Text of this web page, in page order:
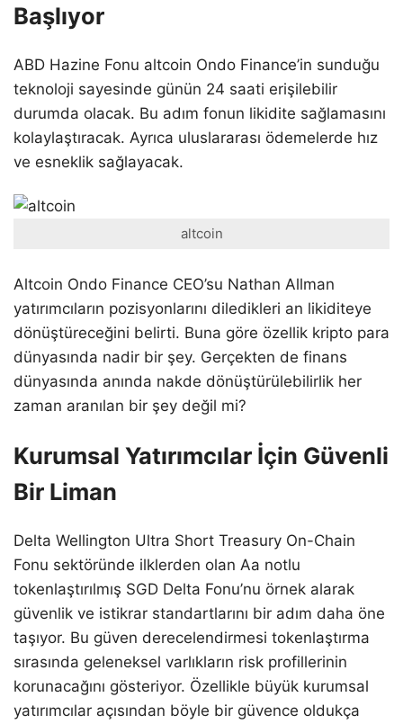
Başlıyor
ABD Hazine Fonu altcoin Ondo Finance’in sunduğu
teknoloji sayesinde günün 24 saati erişilebilir
durumda olacak. Bu adım fonun likidite sağlamasını
kolaylaştıracak. Ayrıca uluslararası ödemelerde hız
ve esneklik sağlayacak.
altcoin
Altcoin Ondo Finance CEO’su Nathan Allman
yatırımcıların pozisyonlarını diledikleri an likiditeye
dönüştüreceğini belirti. Buna göre özellik kripto para
dünyasında nadir bir şey. Gerçekten de finans
dünyasında anında nakde dönüştürülebilirlik her
zaman aranılan bir şey değil mi?
Kurumsal Yatırımcılar İçin Güvenli
Bir Liman
Delta Wellington Ultra Short Treasury On-Chain
Fonu sektöründe ilklerden olan Aa notlu
tokenlaştırılmış SGD Delta Fonu’nu örnek alarak
güvenlik ve istikrar standartlarını bir adım daha öne
taşıyor. Bu güven derecelendirmesi tokenlaştırma
sırasında geleneksel varlıkların risk profillerinin
korunacağını gösteriyor. Özellikle büyük kurumsal
yatırımcılar açısından böyle bir güvence oldukça